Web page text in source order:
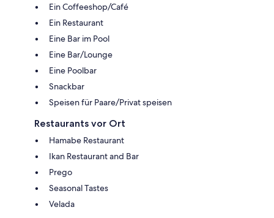
Ein Coffeeshop/Café
Ein Restaurant
Eine Bar im Pool
Eine Bar/Lounge
Eine Poolbar
Snackbar
Speisen für Paare/Privat speisen
Restaurants vor Ort
Hamabe Restaurant
Ikan Restaurant and Bar
Prego
Seasonal Tastes
Velada